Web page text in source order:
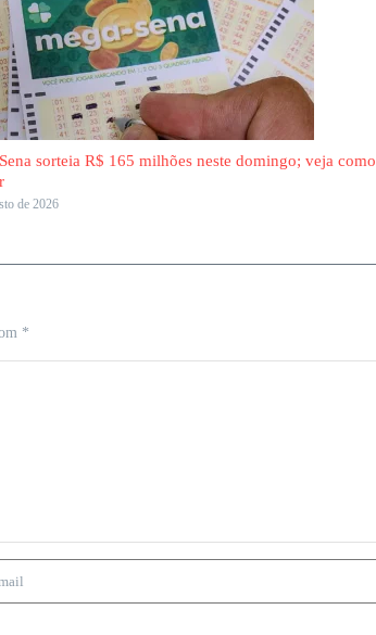
sorteia R$ 165 milhões neste domingo; veja como
de 2026
*